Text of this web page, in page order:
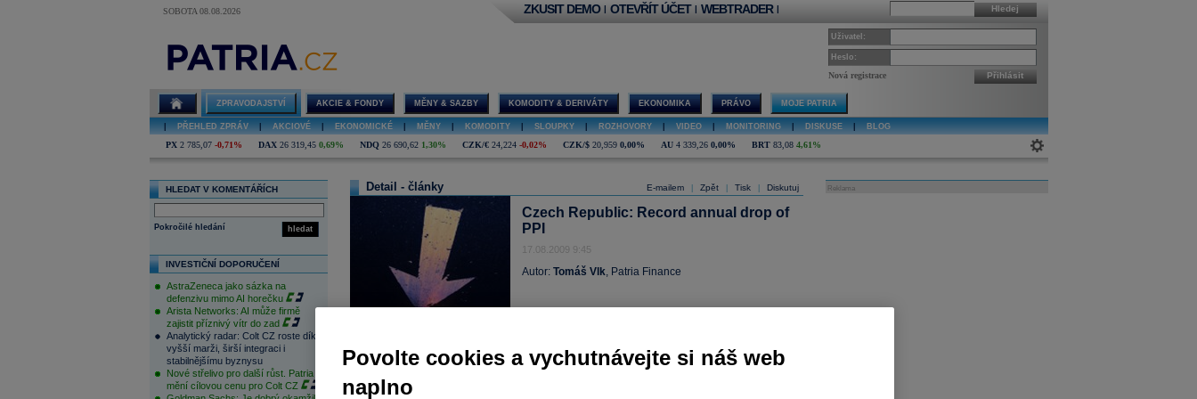
SOBOTA 08.08.2026 Hledej
ZKUSIT DEMO | OTEVŘÍT ÚČET | WEBTRADER |
Uživatel:
Heslo:
Nová registrace Přihlásit
ZPRAVODAJSTVÍ AKCIE & FONDY MĚNY & SAZBY KOMODITY & DERIVÁTY EKONOMIKA PRÁVO MOJE PATRIA
PŘEHLED ZPRÁV AKCIOVÉ EKONOMICKÉ MĚNY KOMODITY SLOUPKY ROZHOVORY VIDEO MONITORING DISKUSE BLOG
PX 2 785,07 -0,71% DAX 26 319,45 0,69% NDQ 26 690,62 1,30% CZK/€ 24,224 -0,02% CZK/$ 20,959 0,00% AU 4 339,26 0,00% BRT 83,08 4,61%
HLEDAT V KOMENTÁŘÍCH
hledat
Pokročilé hledání
INVESTIČNÍ DOPORUČENÍ
AstraZeneca jako sázka na
defenzivu mimo AI horečku
Arista Networks: AI může firmě
zajistit příznivý vítr do zad
Analytický radar: Colt CZ roste díky
vyšší marži, širší integraci i
stabilnějšímu byznysu
Nové střelivo pro další růst. Patria
mění cílovou cenu pro Colt CZ
E-mailem Zpět Tisk Diskutuj
Detail - články
Czech Republic: Record annual drop of
PPI
17.08.2009 9:45
Autor: Tomáš Vlk, Patria Finance
Actual (Jul): -0.4 % m/m, -4.9 % y/y
Reklama
Povolte cookies a vychutnávejte si náš web
naplno